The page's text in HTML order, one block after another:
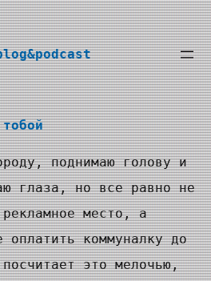
поднимаю голову и
глаза, но все равно не
место, а
оплатить коммуналку до
это мелочью,